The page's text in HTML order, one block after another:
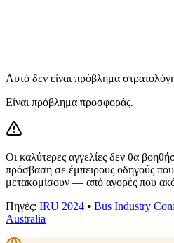
Αυτό δεν είναι πρόβλημα
Είναι πρόβλημα προσφοράς.
Οι καλύτερες αγγελίες δεν θα
πρόσβαση σε έμπειρους οδηγούς που
μετακομίσουν — από αγορές που
Πηγές: IRU 2024 • Bus Industry
Australia